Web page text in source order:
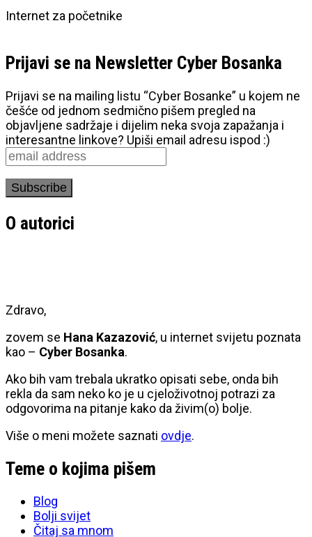
Internet za početnike
Prijavi se na Newsletter Cyber Bosanka
Prijavi se na mailing listu “Cyber Bosanke” u kojem ne
češće od jednom sedmično pišem pregled na
objavljene sadržaje i dijelim neka svoja zapažanja i
interesantne linkove? Upiši email adresu ispod :)
O autorici
Zdravo,
zovem se Hana Kazazović, u internet svijetu poznata
kao – Cyber Bosanka.
Ako bih vam trebala ukratko opisati sebe, onda bih
rekla da sam neko ko je u cjeloživotnoj potrazi za
odgovorima na pitanje kako da živim(o) bolje.
Više o meni možete saznati ovdje.
Teme o kojima pišem
Blog
Bolji svijet
Čitaj sa mnom